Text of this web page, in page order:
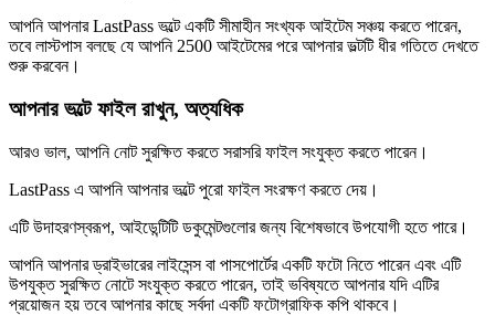
আপনি আপনার LastPass ভল্টে একটি সীমাহীন সংখ্যক আইটেম সঞ্চয় করতে পারেন,
তবে লাস্টপাস বলছে যে আপনি 2500 আইটেমের পরে আপনার ভল্টটি ধীর গতিতে দেখতে
শুরু করবেন।
আপনার ভল্টে ফাইল রাখুন, অত্যধিক
আরও ভাল, আপনি নোট সুরক্ষিত করতে সরাসরি ফাইল সংযুক্ত করতে পারেন।
LastPass এ আপনি আপনার ভল্টে পুরো ফাইল সংরক্ষণ করতে দেয়।
এটি উদাহরণস্বরূপ, আইডেন্টিটি ডকুমেন্টগুলোর জন্য বিশেষভাবে উপযোগী হতে পারে।
আপনি আপনার ড্রাইভারের লাইসেন্স বা পাসপোর্টের একটি ফটো নিতে পারেন এবং এটি
উপযুক্ত সুরক্ষিত নোটে সংযুক্ত করতে পারেন, তাই ভবিষ্যতে আপনার যদি এটির
প্রয়োজন হয় তবে আপনার কাছে সর্বদা একটি ফটোগ্রাফিক কপি থাকবে।